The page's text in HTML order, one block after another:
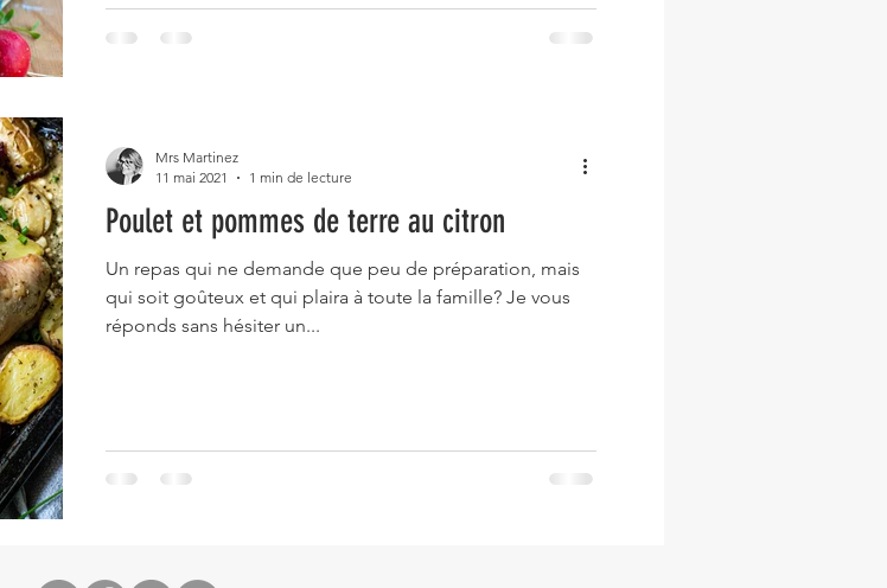
Poulet et pommes de terre au citron
Un repas qui ne demande que peu de préparation, mais
qui soit goûteux et qui plaira à toute la famille? Je vous
réponds sans hésiter un...
Mrs Martinez
11 mai 2021
1 min de lecture